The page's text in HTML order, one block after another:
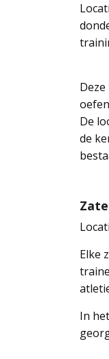
De
de
Elke
In